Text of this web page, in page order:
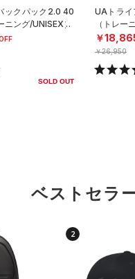
ックパック2.0 40
ニング/UNISEX）
SOLD OUT
UAトライ
（トレー
￥
￥26,950
ベストセラ
2